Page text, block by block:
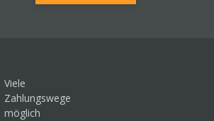
Viele
Zahlungswege
möglich